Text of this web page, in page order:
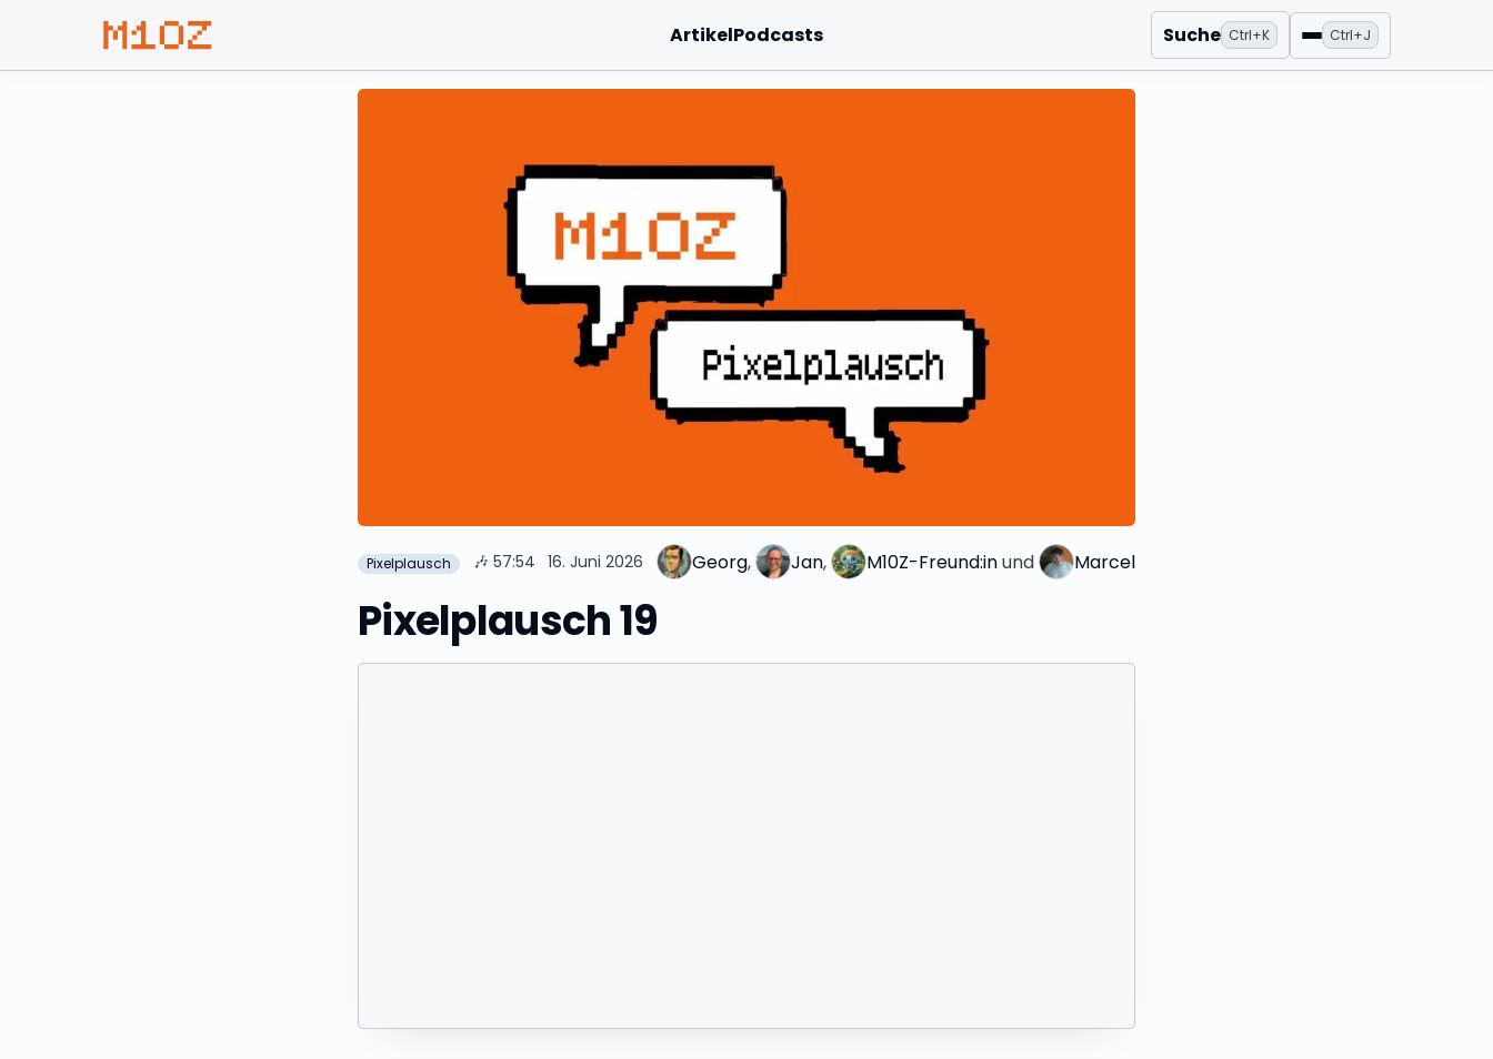
ArtikelPodcasts Suche Ctrl+K Ctrl+J
Menü
Pixelplausch 🎶 57:54 16. Juni 2026 Georg, Jan, M10Z-Freund:in und Marcel
Pixelplausch 19